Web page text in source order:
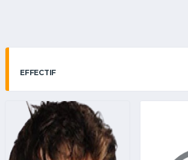
EFFECTIF